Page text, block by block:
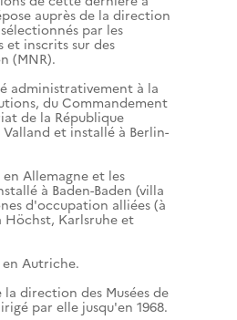
auprès de la direction
par les
et inscrits sur des
(MNR).
administrativement à la
du Commandement
de la République
Valland et installé à Berlin-
Allemagne et les
à Baden-Baden (villa
d'occupation alliées (à
Höchst, Karlsruhe et
Autriche.
direction des Musées de
par elle jusqu'en 1968.